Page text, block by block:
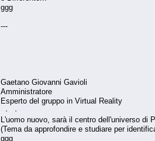
ggg
---
Gaetano Giovanni Gavioli
Amministratore
Esperto del gruppo in Virtual Reality
· ·
L'uomo nuovo, sarà il centro dell'universo di
(Tema da approfondire e studiare per
ggg